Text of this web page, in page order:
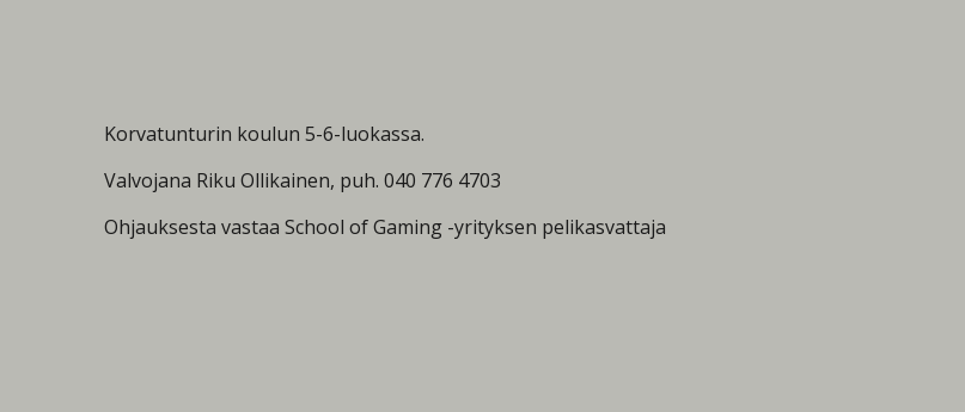
Korvatunturin koulun 5-6-luokassa.
Valvojana Riku Ollikainen, puh. 040 776 4703
Ohjauksesta vastaa School of Gaming -yrityksen pelikasvattaja